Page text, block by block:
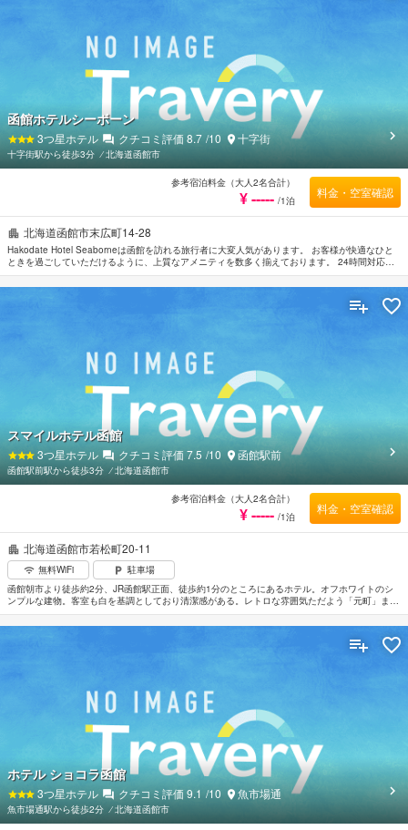
北海道函館市末広町14-28
Hakodate Hotel Seaborneは函館を訪れる旅行者に大変人気があります。 お客様が快適なひと
ときを過ごしていただけるように、上質なアメニティを数多く揃えております。 24時間対応フ
ロントデスク, 荷物預かり所, Wi-Fi（共有エリア内）, 駐車場, レストランなどの設備・サービス
もぜひご利用ください。 快適な睡眠をサポートするために各種アメニティを整えております。
薄型TV, スリッパ, 無料ワイヤレス インターネット, 禁煙ルーム, エアコンなどを備えたお部屋で
ぐっすりとおやすみいただけます。 当施設ではさまざまなレクリエーションをご体験いただけ
函館ホテルシーボーン
3つ星ホテル クチコミ評価 8.7 /10 十字街
十字街駅から徒歩3分 ⁄北海道函館市
参考宿泊料金（大人2名合計）
¥ ----- /1泊
料金・空室確認
北海道函館市若松町20-11
無料WiFi
駐車場
函館朝市より徒歩約2分、JR函館駅正面、徒歩約1分のところにあるホテル。オフホワイトのシ
ンプルな建物。客室も白を基調としており清潔感がある。レトロな雰囲気ただよう「元町」まで
電車で約5分。桜の名所として有名な「函館公園」へは電車で約10分。函館空港から車で約25
分。
スマイルホテル函館
3つ星ホテル クチコミ評価 7.5 /10 函館駅前
函館駅前駅から徒歩3分 ⁄北海道函館市
参考宿泊料金（大人2名合計）
¥ ----- /1泊
料金・空室確認
ホテル ショコラ函館
3つ星ホテル クチコミ評価 9.1 /10 魚市場通
魚市場通駅から徒歩2分 ⁄北海道函館市